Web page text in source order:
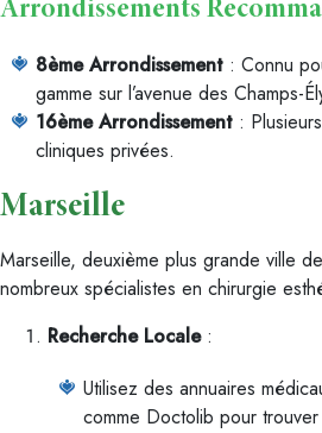
Arrondissements
8ème Arrondissement : Connu
gamme sur l’avenue des Champs-
16ème Arrondissement :
cliniques privées.
Marseille
Marseille, deuxième plus grande ville
nombreux spécialistes en chirurgie
Recherche Locale:
Utilisez des annuaires
comme Doctolib pour